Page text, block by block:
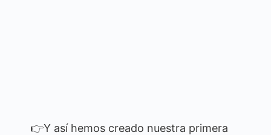
👉Y así hemos creado nuestra primera